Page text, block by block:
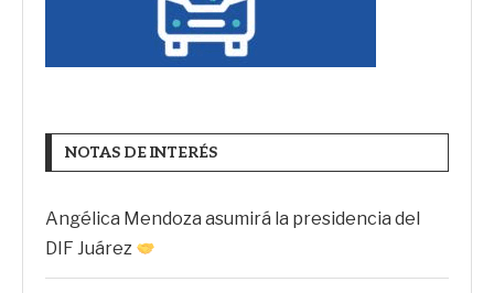
NOTAS DE INTERÉS
Angélica Mendoza asumirá la presidencia del
DIF Juárez